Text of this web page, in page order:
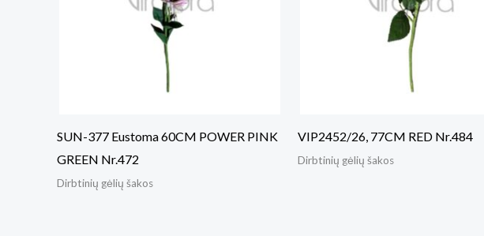
SUN-377 Eustoma 60CM POWER PINK
GREEN Nr.472
Dirbtinių gėlių šakos
VIP2452/26, 77CM RED Nr.484
Dirbtinių gėlių šakos